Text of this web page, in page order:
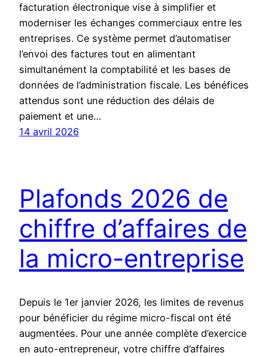
facturation électronique vise à simplifier et
moderniser les échanges commerciaux entre les
entreprises. Ce système permet d’automatiser
l’envoi des factures tout en alimentant
simultanément la comptabilité et les bases de
données de l’administration fiscale. Les bénéfices
attendus sont une réduction des délais de
paiement et une…
14 avril 2026
Plafonds 2026 de
chiffre d’affaires de
la micro-entreprise
Depuis le 1er janvier 2026, les limites de revenus
pour bénéficier du régime micro-fiscal ont été
augmentées. Pour une année complète d’exercice
en auto-entrepreneur, votre chiffre d’affaires